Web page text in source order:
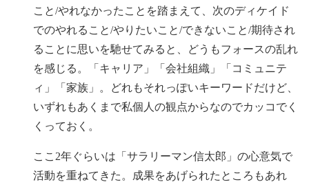
こと/やれなかったことを踏まえて、次のディケイド
でのやれること/やりたいこと/できないこと/期待され
ることに思いを馳せてみると、どうもフォースの乱れ
を感じる。「キャリア」「会社組織」「コミュニテ
ィ」「家族」。どれもそれっぽいキーワードだけど、
いずれもあくまで私個人の観点からなのでカッコでく
くっておく。
ここ2年ぐらいは「サラリーマン信太郎」の心意気で
活動を重ねてきた。成果をあげられたところもあれ